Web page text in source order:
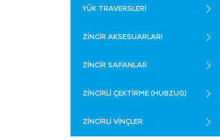
YÜK TRAVERSLERİ
ZİNCİR AKSESUARLARI
ZİNCİR SAPANLAR
ZİNCİRLİ ÇEKTİRME (HUBZUG)
ZİNCİRLİ VİNÇLER